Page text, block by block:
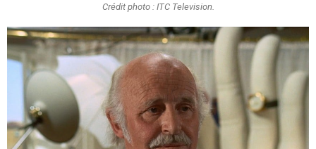
Crédit photo : ITC Television.